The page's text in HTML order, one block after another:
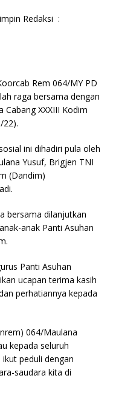
Redaksi :
Rem 064/MY PD
raga bersama dengan
XXXIII Kodim
22).
ini dihadiri pula oleh
Yusuf, Brigjen TNI
(Dandim)
bersama dilanjutkan
anak Panti Asuhan
Panti Asuhan
ucapan terima kasih
perhatiannya kepada
064/Maulana
kepada seluruh
peduli dengan
saudara kita di